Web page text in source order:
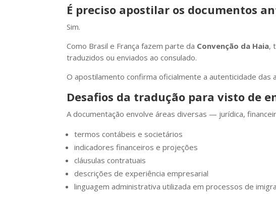
É preciso apostilar os documentos
Sim.
Como Brasil e França fazem parte da Convenção da Haia,
traduzidos ou enviados ao consulado.
O apostilamento confirma oficialmente a autenticidade das
Desafios da tradução para visto de
A documentação envolve áreas diversas — jurídica,
termos contábeis e societários
indicadores financeiros e projeções
cláusulas contratuais
descrições de experiência empresarial
linguagem administrativa utilizada em processos de